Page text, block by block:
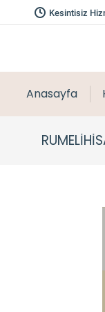
Kesintisiz
Anasayfa